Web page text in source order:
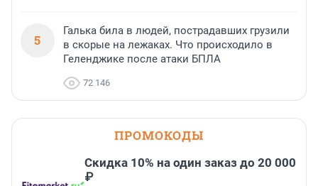
5
Галька била в людей, пострадавших грузили
в скорые на лежаках. Что происходило в
Геленджике после атаки БПЛА
72 146
ПРОМОКОДЫ
Скидка 10% на один заказ до 20 000
₽